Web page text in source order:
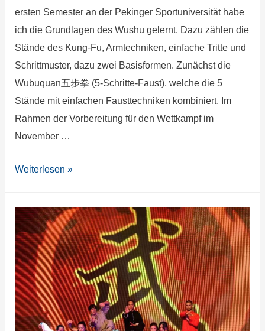
ersten Semester an der Pekinger Sportuniversität habe
ich die Grundlagen des Wushu gelernt. Dazu zählen die
Stände des Kung-Fu, Armtechniken, einfache Tritte und
Schrittmuster, dazu zwei Basisformen. Zunächst die
Wubuquan五步拳 (5-Schritte-Faust), welche die 5
Stände mit einfachen Fausttechniken kombiniert. Im
Rahmen der Vorbereitung für den Wettkampf im
November …
Weiterlesen »